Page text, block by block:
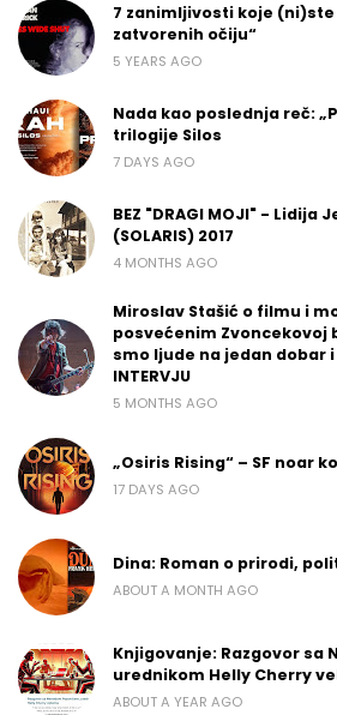
7 zanimljivosti koje (ni)ste
zatvorenih očiju“
5 YEARS AGO
Nada kao poslednja reč:
trilogije Silos
7 DAYS AGO
BEZ "DRAGI MOJI" - Lidija
(SOLARIS) 2017
4 MONTHS AGO
Miroslav Stašić o filmu i
posvećenim Zvoncekovoj
smo ljude na jedan dobar
INTERVJU
5 MONTHS AGO
„Osiris Rising“ – SF noar
17 DAYS AGO
Dina: Roman o prirodi,
ABOUT A MONTH AGO
Knjigovanje: Razgovor sa
urednikom Helly Cherry
ABOUT A YEAR AGO